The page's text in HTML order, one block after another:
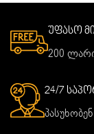
უფასო
200
24/7